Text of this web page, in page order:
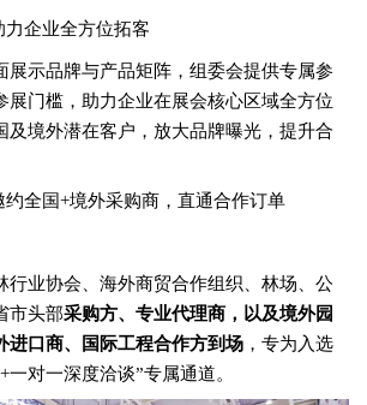
力企业全方位拓客
展示品牌与产品矩阵，组委会提供专属参
展门槛，助力企业在展会核心区域全方位
及境外潜在客户，放大品牌曝光，提升合
约全国+境外采购商，直通合作订单
行业协会、海外商贸合作组织、林场、公
市头部采购方、专业代理商，以及境外园
进口商、国际工程合作方到场 ，专为入选
对一深度洽谈”专属通道。